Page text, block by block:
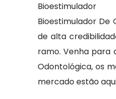
Bioestimulador De
de alta
ramo. Venha para
Odontológica, os
mercado estão